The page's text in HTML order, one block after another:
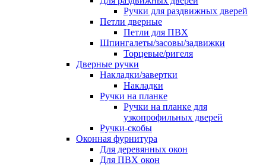
Ручки для раздвижных дверей
Петли дверные
Петли для ПВХ
Шпингалеты/засовы/задвижки
Торцевые/ригеля
Дверные ручки
Накладки/завертки
Накладки
Ручки на планке
Ручки на планке для
узкопрофильных дверей
Ручки-скобы
Оконная фурнитура
Для деревянных окон
Для ПВХ окон